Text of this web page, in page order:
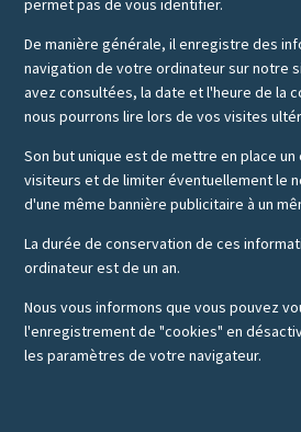
permet pas de vous identifier.
De manière générale, il enregistre des
navigation de votre ordinateur sur notre
avez consultées, la date et l'heure de la
nous pourrons lire lors de vos visites
Son but unique est de mettre en place
visiteurs et de limiter éventuellement le
d'une même bannière publicitaire à un
La durée de conservation de ces
ordinateur est de un an.
Nous vous informons que vous pouvez
l'enregistrement de "cookies" en
les paramètres de votre navigateur.